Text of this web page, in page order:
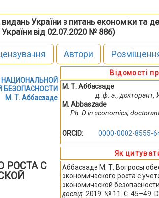
України з питань економіки та
України від 02.07.2020 № 886)
Автори
НАЦИОНАЛЬНОЙ
БЕЗОПАСНОСТИ
М. Т. Аббасзаде
РОСТА С
Відомості
М. Т. Аббасзаде
д. ф. э.,
M. Abbaszade
Ph. D in economics,
ORCID:
0000-0002-8555-
Як
Аббасзаде М. Т. Вопросы
экономического роста с
экономической безопасности.
досвід. 2019. № 11. С. 45–49.